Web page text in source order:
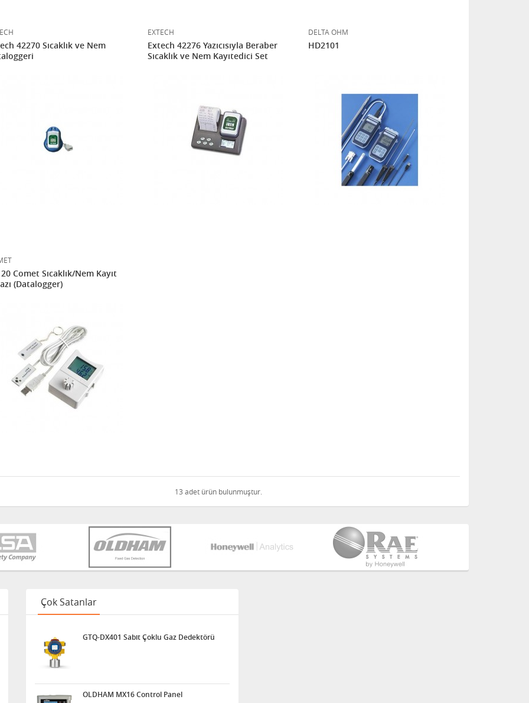
42270 Sıcaklık ve Nem
EXTECH
Extech 42276 Yazıcısıyla Beraber
Sıcaklık ve Nem Kayıtedici Set
DELTA OHM
HD2101
Comet Sıcaklık/Nem Kayıt
(Datalogger)
13 adet ürün bulunmuştur.
Çok Satanlar
GTQ-DX401 Sabit Çoklu Gaz Dedektörü
OLDHAM MX16 Control Panel